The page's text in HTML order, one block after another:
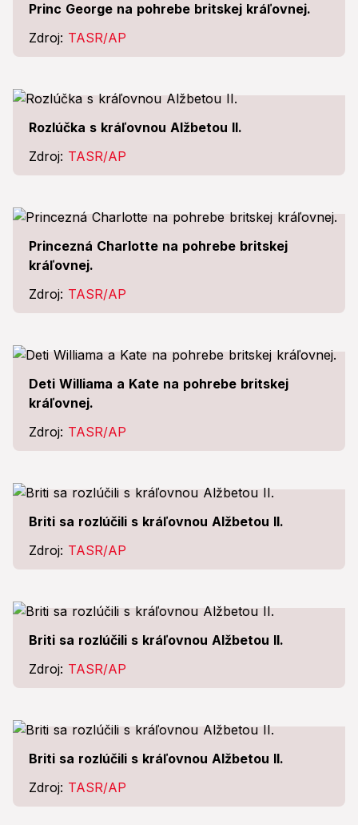
Princ George na pohrebe britskej kráľovnej.
Zdroj: TASR/AP
Rozlúčka s kráľovnou Alžbetou II.
Zdroj: TASR/AP
Princezná Charlotte na pohrebe britskej
kráľovnej.
Zdroj: TASR/AP
Deti Williama a Kate na pohrebe britskej
kráľovnej.
Zdroj: TASR/AP
Briti sa rozlúčili s kráľovnou Alžbetou II.
Zdroj: TASR/AP
Briti sa rozlúčili s kráľovnou Alžbetou II.
Zdroj: TASR/AP
Briti sa rozlúčili s kráľovnou Alžbetou II.
Zdroj: TASR/AP